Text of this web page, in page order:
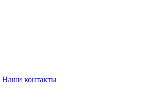
Наши контакты